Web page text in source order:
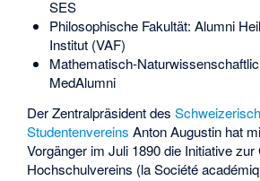
SES
Philosophische Fakultät: Alumni
Institut (VAF)
Mathematisch-
MedAlumni
Der Zentralpräsident des
Studentenvereins Anton Augustin hat
Vorgänger im Juli 1890 die Initiative zur
Hochschulvereins (la Société